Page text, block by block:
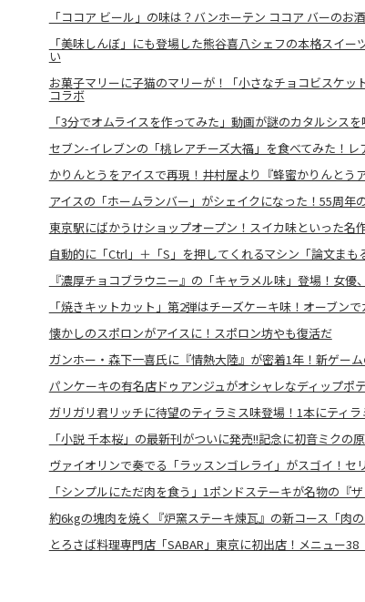
「ココア ビール」の味は？バンホーテン ココア バーのお
「美味しんぼ」にも登場した熊谷喜八シェフの本格スイ
い
お菓子マリーに子猫のマリーが！「小さなチョコビスケッ
コラボ
「3分でオムライスを作ってみた」動画が謎のカタルシス
セブン-イレブンの「桃レアチーズ大福」を食べてみた！レ
かりんとうをアイスで再現！井村屋より『蜂蜜かりんとう
アイスの「ホームランバー」がシェイクになった！55周年
東京駅にばかうけショップオープン！スイカ味といった名
自動的に「Ctrl」＋「S」を押してくれるマシン「論文まも
『濃厚チョコブラウニー』の「キャラメル味」登場！女優
「焼きキットカット」第2弾はチーズケーキ味！オーブン
懐かしのスポロンがアイスに！スポロン坊やも復活だ
ガンホー・森下一喜氏に『情熱大陸』が密着1年！新ゲー
パンケーキの有名店ドゥアンジュがオシャレなディップポ
ガリガリ君リッチに待望のティラミス味登場！1本にティ
「小説 千本桜」の最新刊がついに発売!!記念に初音ミクの
ヴァイオリンで奏でる「ラッスンゴレライ」がスゴイ！セ
「シンプルにただ肉を食う」1ポンドステーキが名物の『
約6kgの塊肉を焼く『炉窯ステーキ煉瓦』の新コース「肉
とろさば料理専門店「SABAR」東京に初出店！メニュー38